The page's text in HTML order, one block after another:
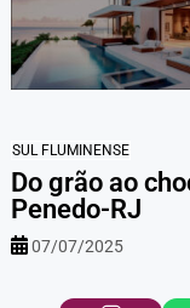
SUL FLUMINENSE
Do grão ao
Penedo-RJ
07/07/2025